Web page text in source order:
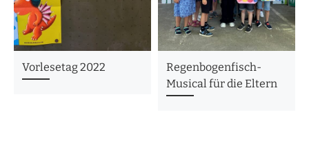
Vorlesetag 2022
Regenbogenfisch-
Musical für die Eltern